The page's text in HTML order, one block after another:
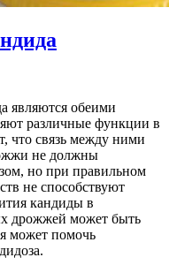
являются обеими
различные функции в
что связь между ними
не должны
но при правильном
не способствуют
кандиды в
дрожжей может быть
может помочь